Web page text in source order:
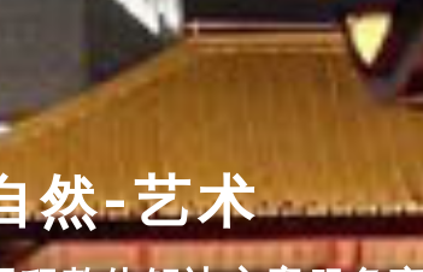
然-艺术